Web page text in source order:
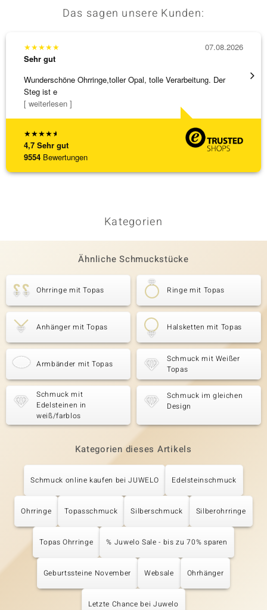
Das sagen unsere Kunden:
★★★★★
4,7 Sehr gut
9554 Bewertungen
★★★★★
Sehr gut
Wunderschöne Ohrringe,toller Opal, tolle Verarbeitung. Der
Steg ist e
[ weiterlesen ]
07.08.2026
Die
Kategorien
Ähnliche Schmuckstücke
Ohrringe mit Topas Ringe mit Topas
Anhänger mit Topas Halsketten mit Topas
Armbänder mit Topas
Schmuck mit Weißer
Topas
Schmuck mit
Edelsteinen in
weiß/farblos
Schmuck im gleichen
Design
Kategorien dieses Artikels
Schmuck online kaufen bei JUWELO Edelsteinschmuck
Ohrringe Topasschmuck Silberschmuck Silberohrringe
Topas Ohrringe % Juwelo Sale - bis zu 70% sparen
Geburtssteine November Websale Ohrhänger
Letzte Chance bei Juwelo